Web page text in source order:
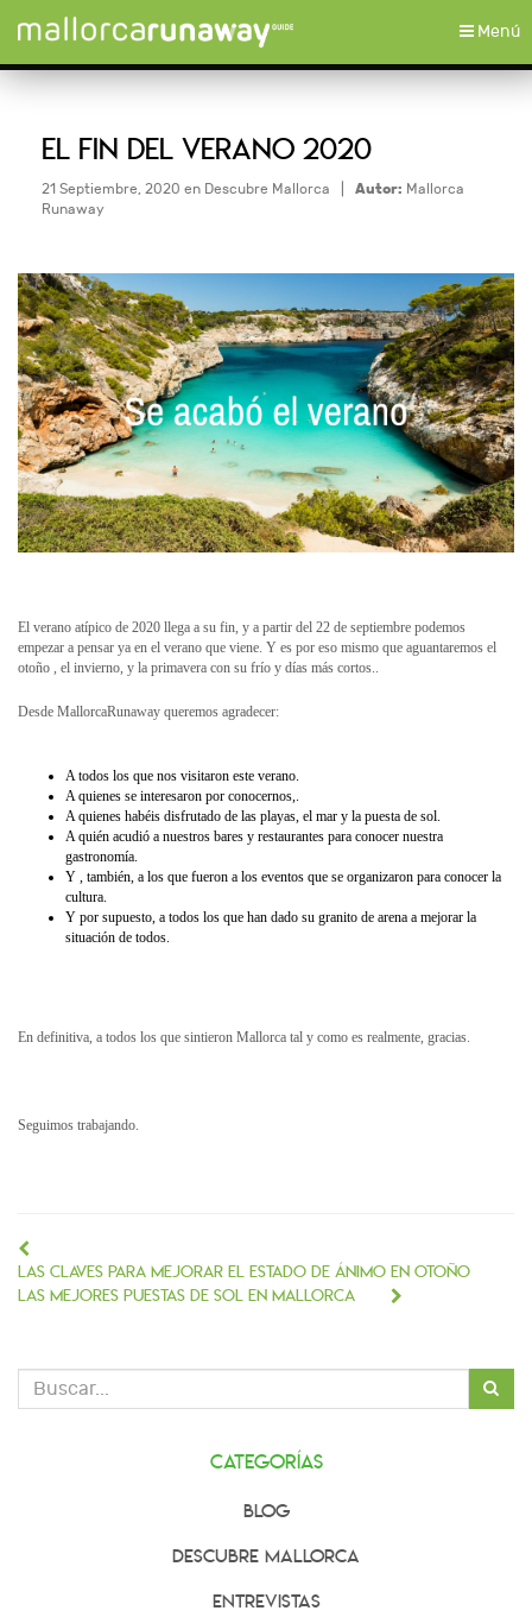
Toggle
Menú
EL FIN DEL VERANO 2020
21 Septiembre, 2020 en Descubre Mallorca Autor: Mallorca
Runaway
El verano atípico de 2020 llega a su fin, y a partir del 22 de septiembre podemos
empezar a pensar ya en el verano que viene. Y es por eso mismo que aguantaremos el
otoño , el invierno, y la primavera con su frío y días más cortos..
Desde MallorcaRunaway queremos agradecer:
A todos los que nos visitaron este verano.
A quienes se interesaron por conocernos,.
A quienes habéis disfrutado de las playas, el mar y la puesta de sol.
A quién acudió a nuestros bares y restaurantes para conocer nuestra
gastronomía.
Y , también, a los que fueron a los eventos que se organizaron para conocer la
cultura.
Y por supuesto, a todos los que han dado su granito de arena a mejorar la
situación de todos.
En definitiva, a todos los que sintieron Mallorca tal y como es realmente, gracias.
Seguimos trabajando.
Las claves para mejorar el estado de ánimo en otoño
Las mejores puestas de sol en Mallorca
Categorías
Blog
Descubre Mallorca
Entrevistas